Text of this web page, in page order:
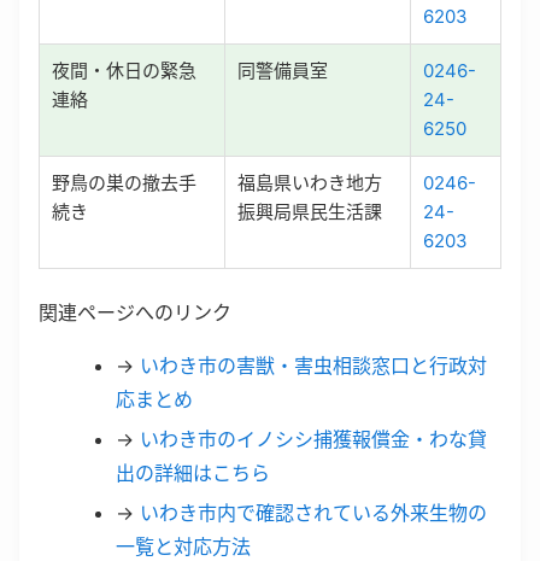
6203
夜間・休日の緊急
連絡
同警備員室
0246-
24-
6250
野鳥の巣の撤去手
続き
福島県いわき地方
振興局県民生活課
0246-
24-
6203
関連ページへのリンク
→ いわき市の害獣・害虫相談窓口と行政対
応まとめ
→ いわき市のイノシシ捕獲報償金・わな貸
出の詳細はこちら
→ いわき市内で確認されている外来生物の
一覧と対応方法